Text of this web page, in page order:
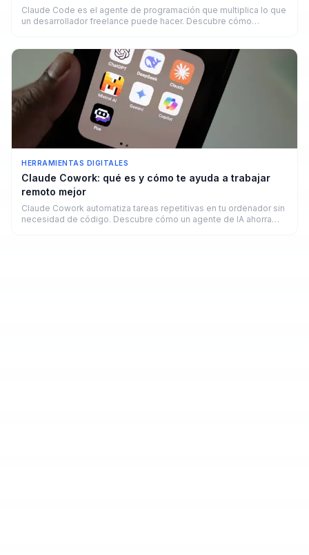
Claude Code es el agente de programación que multiplica lo que
un desarrollador freelance puede hacer. Descubre cómo
HERRAMIENTAS DIGITALES
Claude Cowork: qué es y cómo te ayuda a trabajar
remoto mejor
Claude Cowork automatiza tareas repetitivas en tu ordenador sin
necesidad de código. Descubre cómo un agente de IA ahorra